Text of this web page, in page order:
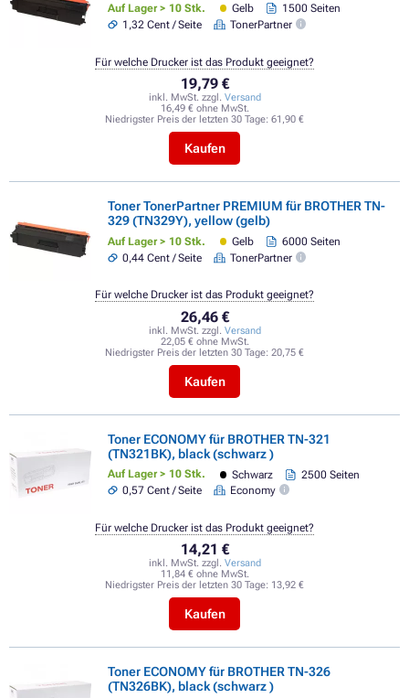
Auf Lager > 10 Stk. Gelb
1500 Seiten
1,32 Cent / Seite
TonerPartner
19,79 €
inkl. MwSt. zzgl. Versand
16,49 € ohne MwSt.
Niedrigster Preis der letzten 30 Tage: 61,90 €
Kaufen
Für welche Drucker ist das Produkt geeignet?
Toner TonerPartner PREMIUM für BROTHER TN-
329 (TN329Y), yellow (gelb)
Auf Lager > 10 Stk. Gelb
6000 Seiten
0,44 Cent / Seite
TonerPartner
26,46 €
inkl. MwSt. zzgl. Versand
22,05 € ohne MwSt.
Niedrigster Preis der letzten 30 Tage: 20,75 €
Kaufen
Für welche Drucker ist das Produkt geeignet?
Toner ECONOMY für BROTHER TN-321
(TN321BK), black (schwarz )
Auf Lager > 10 Stk. Schwarz
2500 Seiten
0,57 Cent / Seite
Economy
14,21 €
inkl. MwSt. zzgl. Versand
11,84 € ohne MwSt.
Niedrigster Preis der letzten 30 Tage: 13,92 €
Kaufen
Für welche Drucker ist das Produkt geeignet?
Toner ECONOMY für BROTHER TN-326
(TN326BK), black (schwarz )